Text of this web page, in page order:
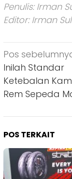
Penulis: Irman
Editor: Irman
Navigasi
pos
Pos
Inilah Standar
Ketebalan
Rem Sepeda
POS TERKAIT